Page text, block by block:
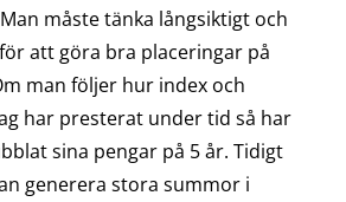
måste tänka långsiktigt och
att göra bra placeringar på
man följer hur index och
har presterat under tid så har
sina pengar på 5 år. Tidigt
generera stora summor i